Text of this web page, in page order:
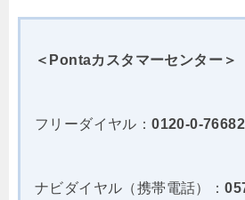
＜Pontaカスタマーセンター＞
フリーダイヤル：0120-0-76682
ナビダイヤル（携帯電話）：